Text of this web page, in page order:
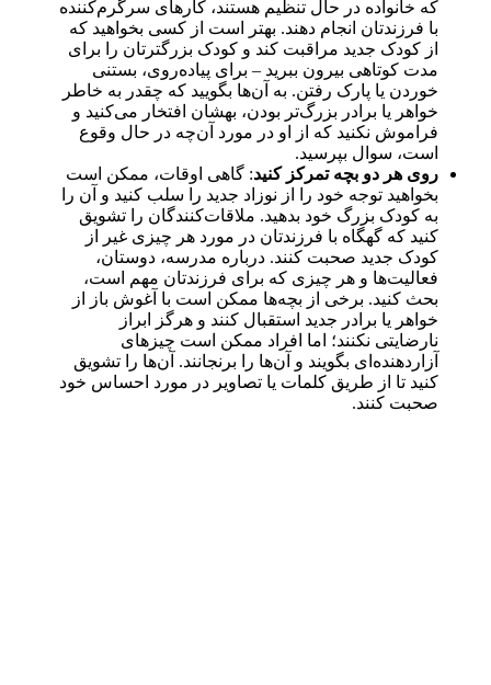
که خانواده در حال تنظیم هستند، کارهای سرگرم‌کننده
با فرزندتان انجام دهند. بهتر است از کسی بخواهید که
از کودک جدید مراقبت کند و کودک بزرگترتان را برای
مدت کوتاهی بیرون ببرید – برای پیاده‌روی، بستنی
خوردن یا پارک رفتن. به آن‌ها بگویید که چقدر به خاطر
خواهر یا برادر بزرگ‌تر بودن، بهشان افتخار می‌کنید و
فراموش نکنید که از او در مورد آن‌چه در حال وقوع
است، سوال بپرسید.
روی هر دو بچه تمرکز کنید: گاهی اوقات، ممکن است
بخواهید توجه خود را از نوزاد جدید را سلب کنید و آن را
به کودک بزرگ خود بدهید. ملاقات‌کنندگان را تشویق
کنید که گهگاه با فرزندتان در مورد هر چیزی غیر از
کودک جدید صحبت کنند. درباره مدرسه، دوستان،
فعالیت‌ها و هر چیزی که برای فرزندتان مهم است،
بحث کنید. برخی از بچه‌ها ممکن است با آغوش باز از
خواهر یا برادر جدید استقبال کنند و هرگز ابراز
نارضایتی نکنند؛ اما افراد ممکن است چیزهای
آزاردهنده‌ای بگویند و آن‌ها را برنجانند. آن‌ها را تشویق
کنید تا از طریق کلمات یا تصاویر در مورد احساس خود
صحبت کنند.